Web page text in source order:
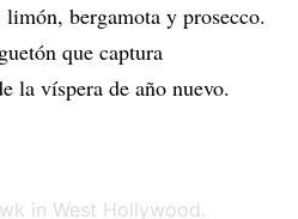
bergamota y prosecco.
que captura
la víspera de año nuevo.